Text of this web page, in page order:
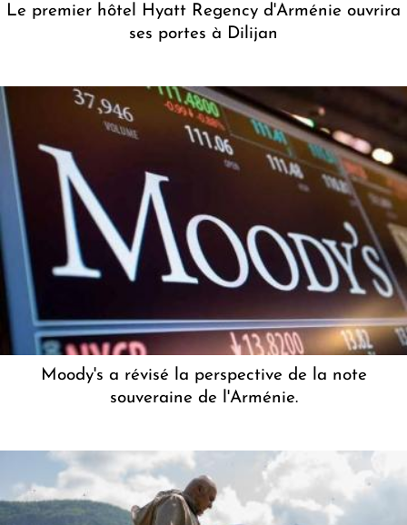
Le premier hôtel Hyatt Regency d'Arménie ouvrira
ses portes à Dilijan
Moody's a révisé la perspective de la note
souveraine de l'Arménie.